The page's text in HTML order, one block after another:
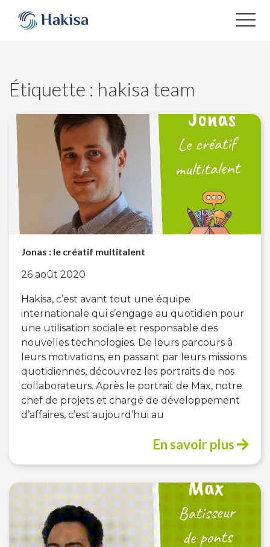
contenu
Étiquette : hakisa team
Jonas : le créatif multitalent
26 août 2020
Hakisa, c’est avant tout une équipe
internationale qui s’engage au quotidien pour
une utilisation sociale et responsable des
nouvelles technologies. De leurs parcours à
leurs motivations, en passant par leurs missions
quotidiennes, découvrez les portraits de nos
collaborateurs. Après le portrait de Max, notre
chef de projets et chargé de développement
d’affaires, c’est aujourd’hui au
En savoir plus